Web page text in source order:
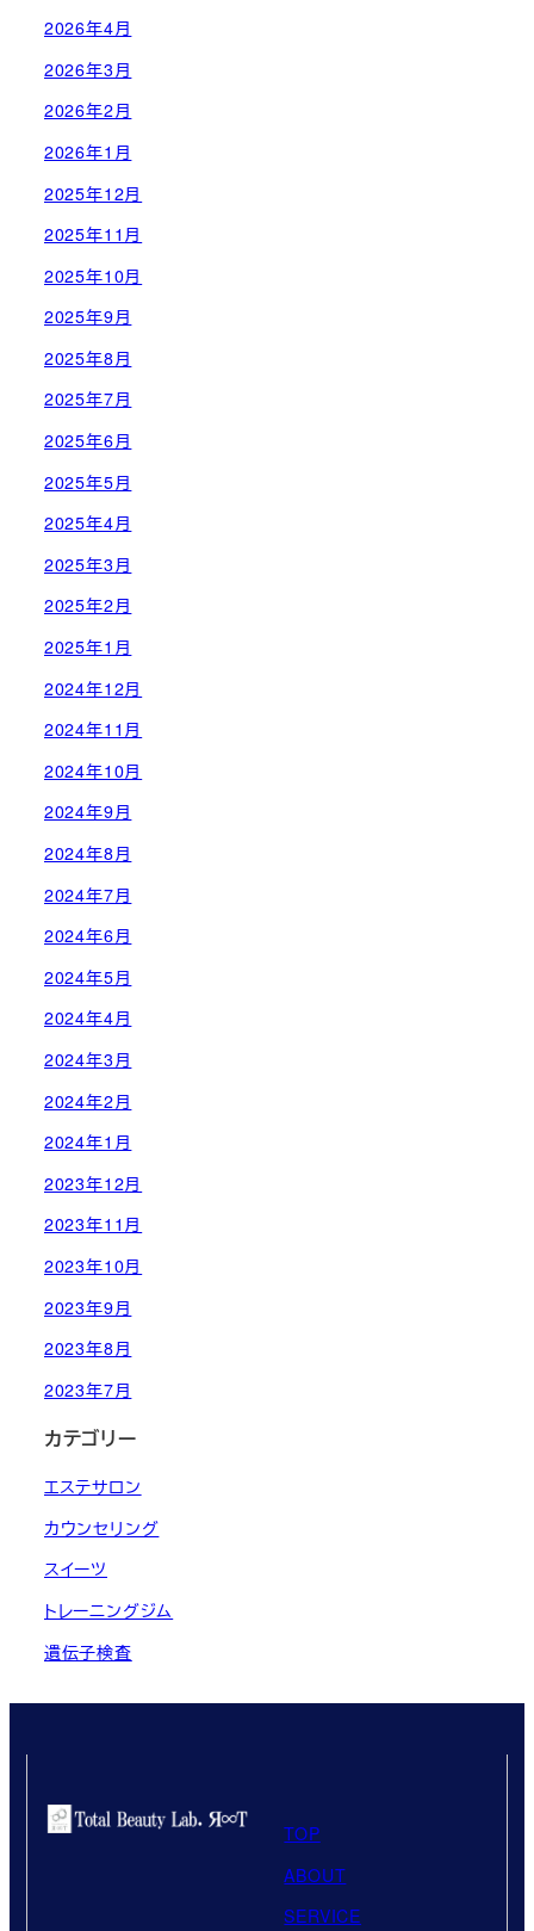
2026年4月
2026年3月
2026年2月
2026年1月
2025年12月
2025年11月
2025年10月
2025年9月
2025年8月
2025年7月
2025年6月
2025年5月
2025年4月
2025年3月
2025年2月
2025年1月
2024年12月
2024年11月
2024年10月
2024年9月
2024年8月
2024年7月
2024年6月
2024年5月
2024年4月
2024年3月
2024年2月
2024年1月
2023年12月
2023年11月
2023年10月
2023年9月
2023年8月
2023年7月
カテゴリー
エステサロン
カウンセリング
スイーツ
トレーニングジム
遺伝子検査
TOP
ABOUT
SERVICE